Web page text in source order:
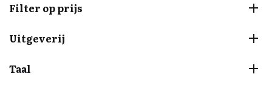
Filter op prijs
Uitgeverij
Taal